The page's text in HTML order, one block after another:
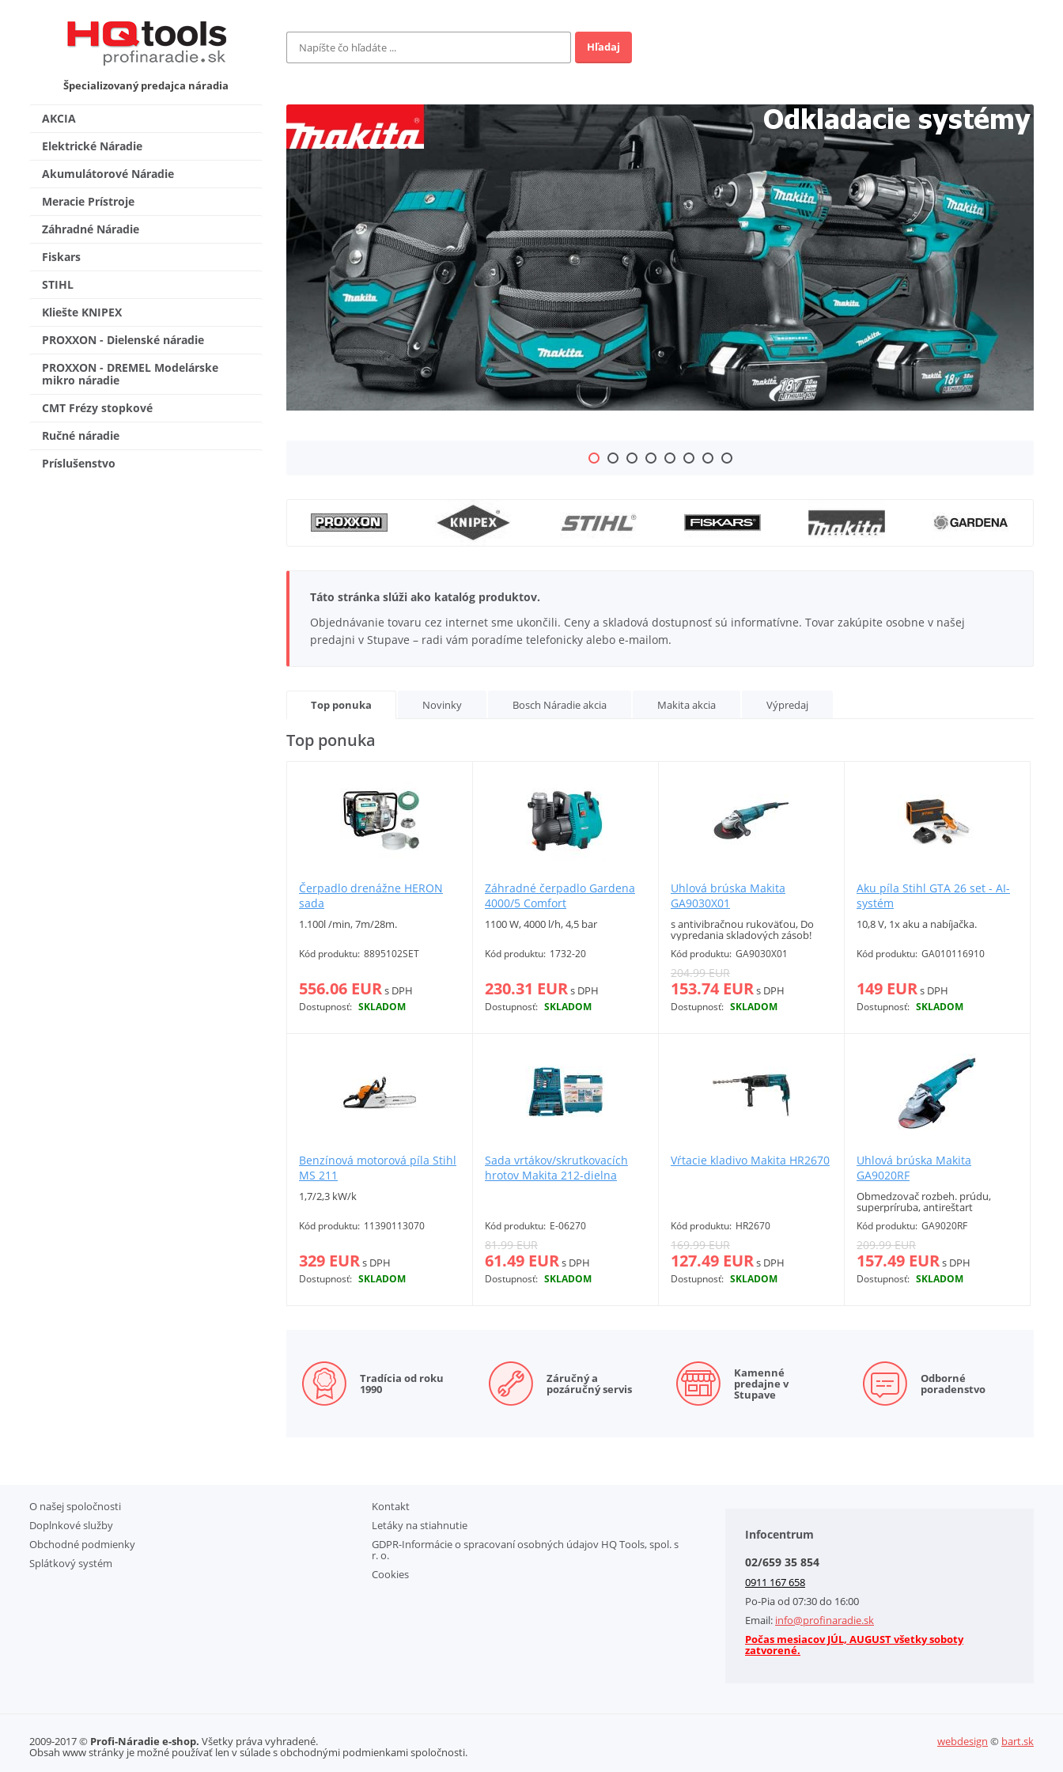
Špecializovaný predajca náradia
Bosch Profi
Bosch
Gardena
Proxxon Industrial
KNIPEX
Fiskars
CMT
Cena do
EUR
novinka v ponuke
Vyhľadať
Hľadaj
AKCIA
Elektrické Náradie
Akumulátorové Náradie
Meracie Prístroje
Záhradné Náradie
Fiskars
STIHL
Kliešte KNIPEX
PROXXON - Dielenské náradie
PROXXON - DREMEL Modelárske
mikro náradie
CMT Frézy stopkové
Ručné náradie
Príslušenstvo
Táto stránka slúži ako katalóg produktov.
Objednávanie tovaru cez internet sme ukončili. Ceny a skladová dostupnosť sú informatívne. Tovar zakúpite osobne v našej
predajni v Stupave – radi vám poradíme telefonicky alebo e-mailom.
Top ponuka Novinky Bosch Náradie akcia Makita akcia Výpredaj
Top ponuka
Čerpadlo drenážne HERON
sada
1.100l /min, 7m/28m.
Kód produktu: 8895102SET
556.06 EURs DPH
Dostupnosť: SKLADOM
Viac info
Záhradné čerpadlo Gardena
4000/5 Comfort
1100 W, 4000 l/h, 4,5 bar
Kód produktu: 1732-20
230.31 EURs DPH
Dostupnosť: SKLADOM
Viac info
Uhlová brúska Makita
GA9030X01
s antivibračnou rukoväťou, Do
vypredania skladových zásob!
Kód produktu: GA9030X01
204.99 EUR
153.74 EURs DPH
Dostupnosť: SKLADOM
Viac info
Aku píla Stihl GTA 26 set - AI-
systém
10,8 V, 1x aku a nabíjačka.
Kód produktu: GA010116910
149 EURs DPH
Dostupnosť: SKLADOM
Viac info
Benzínová motorová píla Stihl
MS 211
1,7/2,3 kW/k
Kód produktu: 11390113070
329 EURs DPH
Dostupnosť: SKLADOM
Viac info
Sada vrtákov/skrutkovacích
hrotov Makita 212-dielna
Kód produktu: E-06270
81.99 EUR
61.49 EURs DPH
Dostupnosť: SKLADOM
Viac info
Vŕtacie kladivo Makita HR2670
Kód produktu: HR2670
169.99 EUR
127.49 EURs DPH
Dostupnosť: SKLADOM
Viac info
Uhlová brúska Makita
GA9020RF
Obmedzovač rozbeh. prúdu,
superpríruba, antireštart
Kód produktu: GA9020RF
209.99 EUR
157.49 EURs DPH
Dostupnosť: SKLADOM
Viac info
Tradícia od roku
1990
Záručný a
pozáručný servis
Kamenné
predajne v
Stupave
Odborné
poradenstvo
O našej spoločnosti
Doplnkové služby
Obchodné podmienky
Splátkový systém
Kontakt
Letáky na stiahnutie
GDPR-Informácie o spracovaní osobných údajov HQ Tools, spol. s
r. o.
Cookies
Infocentrum
02/659 35 854
0911 167 658
Po-Pia od 07:30 do 16:00
Email: info@profinaradie.sk
Počas mesiacov JÚL, AUGUST všetky soboty
zatvorené.
2009-2017 © Profi-Náradie e-shop. Všetky práva vyhradené.
Obsah www stránky je možné používať len v súlade s obchodnými podmienkami spoločnosti.
webdesign © bart.sk